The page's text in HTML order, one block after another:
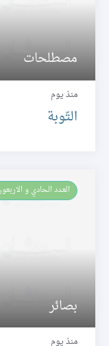
مصطلحات
منذ يوم
التّوبة
العـدد الحادي و الاربعون من مجلة شعائر
بصائر
منذ يوم